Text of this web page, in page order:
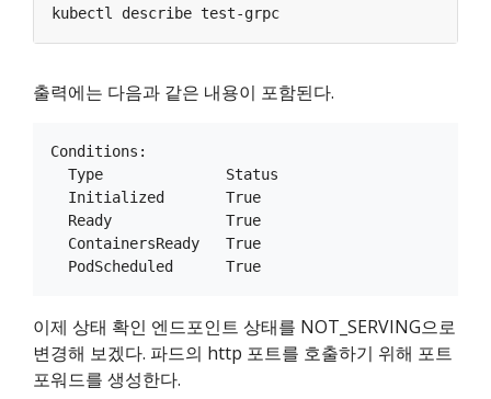
출력에는 다음과 같은 내용이 포함된다.
Conditions:
  Type              Status
  Initialized       True
  Ready             True
  ContainersReady   True
이제 상태 확인 엔드포인트 상태를 NOT_SERVING으로
변경해 보겠다. 파드의 http 포트를 호출하기 위해 포트
포워드를 생성한다.